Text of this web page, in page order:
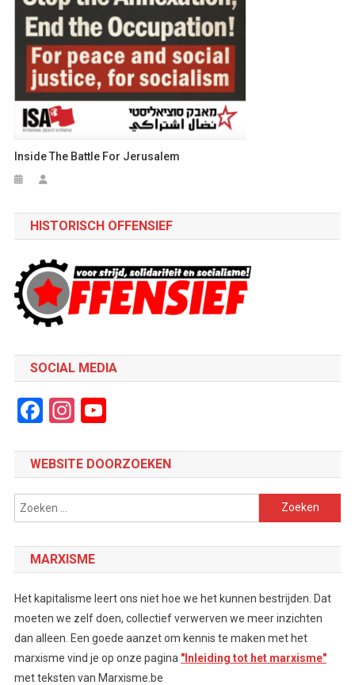
Inside The Battle For Jerusalem
HISTORISCH OFFENSIEF
SOCIAL MEDIA
Facebook
Instagram
YouTube
WEBSITE DOORZOEKEN
Zoeken
naar:
MARXISME
Het kapitalisme leert ons niet hoe we het kunnen bestrijden. Dat
moeten we zelf doen, collectief verwerven we meer inzichten
dan alleen. Een goede aanzet om kennis te maken met het
marxisme vind je op onze pagina "Inleiding tot het marxisme"
met teksten van Marxisme.be